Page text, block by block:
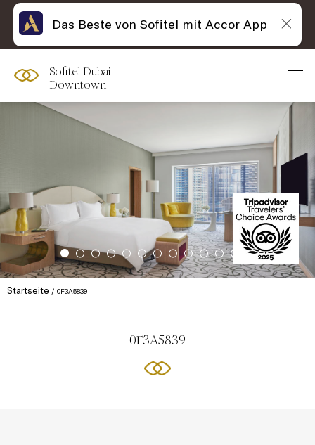
Sofitel Dubai
Downtown
Startseite 0F3A5839
0F3A5839
Das Beste von Sofitel mit Accor App